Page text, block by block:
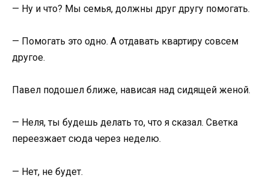
— Ну и что? Мы семья, должны друг другу помогать.
— Помогать это одно. А отдавать квартиру совсем
другое.
Павел подошел ближе, нависая над сидящей женой.
— Неля, ты будешь делать то, что я сказал. Светка
переезжает сюда через неделю.
— Нет, не будет.